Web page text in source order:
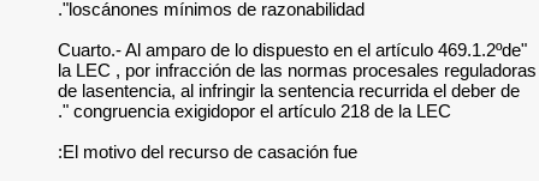
"Cuarto.- Al
la LEC , por
de lasentencia, al
congruencia